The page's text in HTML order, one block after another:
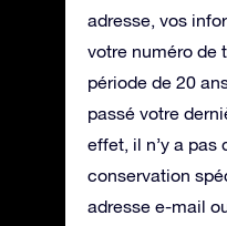
adresse, vos
votre numéro de
période de 20
passé votre
effet, il n’y a pas
conservation
adresse e-mail